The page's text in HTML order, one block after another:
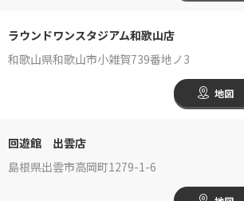
ラウンドワンスタジアム和歌山店
和歌山県和歌山市小雑賀739番地ノ3
地図
回遊館 出雲店
島根県出雲市高岡町1279-1-6